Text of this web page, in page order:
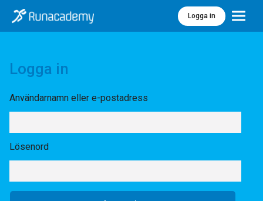
Logga in Meny
Logga in
Användarnamn eller e-postadress
Lösenord